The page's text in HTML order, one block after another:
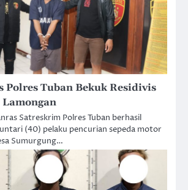
Polres Tuban Bekuk Residivis
Satreskrim Polres Tuban berhasil
(40) pelaku pencurian sepeda motor
Sumurgung…